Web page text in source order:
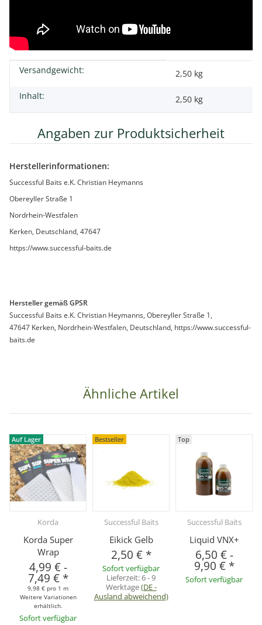
Produkteigenschaft
Wert
Versandgewicht:
2,50 kg
Inhalt:
2,50 kg
Angaben zur Produktsicherheit
Herstellerinformationen:
Successful Baits e.K. Christian Heymanns
Obereyller Straße 1
Nordrhein-Westfalen
Kerken, Deutschland, 47647
https://www.successful-baits.de
Hersteller gemäß GPSR
Successful Baits e.K. Christian Heymanns, Obereyller Straße 1,
47647 Kerken, Nordrhein-Westfalen, Deutschland, https://www.successful-
baits.de
Ähnliche Artikel
Auf Lager
Korda
Korda Super
Wrap
4,99 €-
7,49 € *
9,98 € pro 1 m
Weitere Variationen
erhältlich.
Sofort verfügbar
Bestseller
Successful Baits
Eikick Gelb
2,50 € *
Sofort verfügbar
Lieferzeit:6 - 9
Werktage(DE -
Ausland abweichend)
Top
Successful Baits
Liquid VNX+
6,50 €-
9,90 € *
Sofort verfügbar